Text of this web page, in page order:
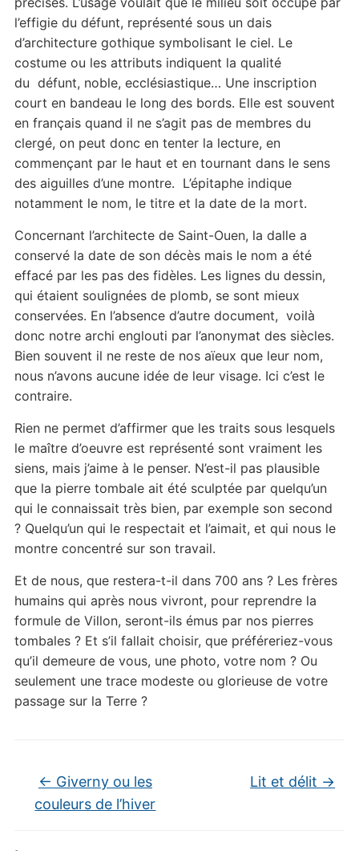
l’effigie du défunt, représenté sous un dais
d’architecture gothique symbolisant le ciel. Le
costume ou les attributs indiquent la qualité
du défunt, noble, ecclésiastique… Une inscription
court en bandeau le long des bords. Elle est souvent
en français quand il ne s’agit pas de membres du
clergé, on peut donc en tenter la lecture, en
commençant par le haut et en tournant dans le sens
des aiguilles d’une montre. L’épitaphe indique
notamment le nom, le titre et la date de la mort.
Concernant l’architecte de Saint-Ouen, la dalle a
conservé la date de son décès mais le nom a été
effacé par les pas des fidèles. Les lignes du dessin,
qui étaient soulignées de plomb, se sont mieux
conservées. En l’absence d’autre document, voilà
donc notre archi englouti par l’anonymat des siècles.
Bien souvent il ne reste de nos aïeux que leur nom,
nous n’avons aucune idée de leur visage. Ici c’est le
contraire.
Rien ne permet d’affirmer que les traits sous lesquels
le maître d’oeuvre est représenté sont vraiment les
siens, mais j’aime à le penser. N’est-il pas plausible
que la pierre tombale ait été sculptée par quelqu’un
qui le connaissait très bien, par exemple son second
? Quelqu’un qui le respectait et l’aimait, et qui nous le
montre concentré sur son travail.
Et de nous, que restera-t-il dans 700 ans ? Les frères
humains qui après nous vivront, pour reprendre la
formule de Villon, seront-ils émus par nos pierres
tombales ? Et s’il fallait choisir, que préféreriez-vous
qu’il demeure de vous, une photo, votre nom ? Ou
seulement une trace modeste ou glorieuse de votre
passage sur la Terre ?
← Giverny ou les
couleurs de l’hiver
Lit et délit →